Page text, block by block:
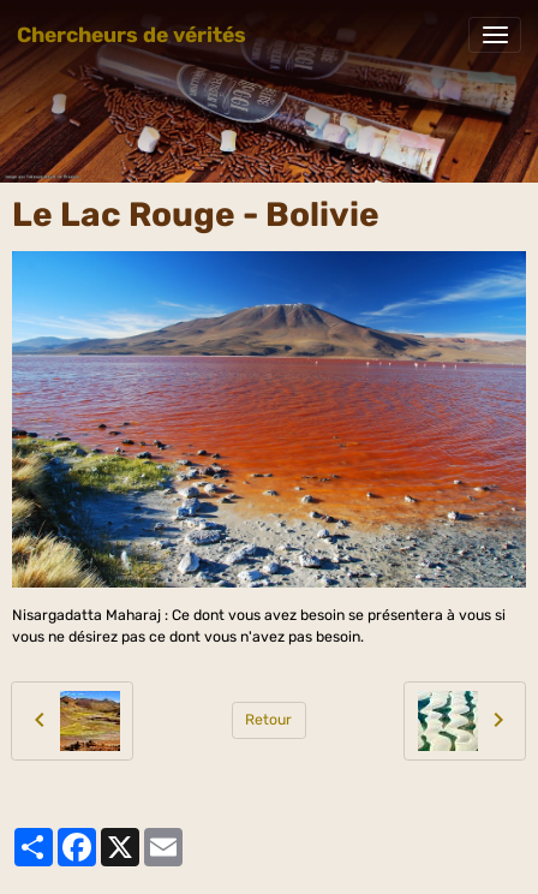
Chercheurs de vérités
Le Lac Rouge - Bolivie
Nisargadatta Maharaj : Ce dont vous avez besoin se présentera à vous si
vous ne désirez pas ce dont vous n'avez pas besoin.
Retour
PartagerFacebook